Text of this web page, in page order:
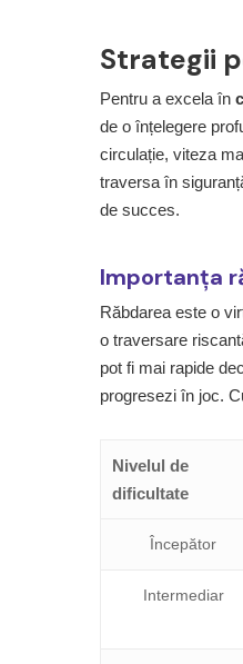
Strategii
Pentru a excela în
de o înțelegere
circulație, viteza
traversa în
de succes.
Importanța
Răbdarea este o
o traversare
pot fi mai rapide
progresezi în joc.
Nivelul de
dificultate
Începător
Intermediar